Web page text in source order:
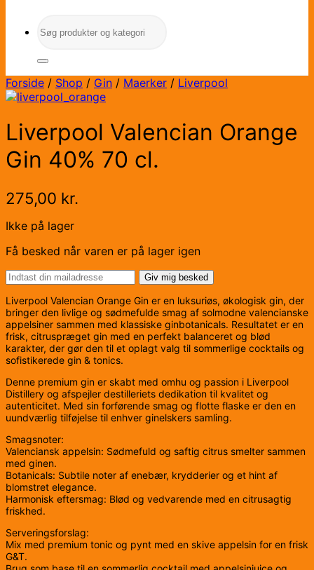
efter:
Forside / Shop / Gin / Maerker / Liverpool
Liverpool Valencian Orange
Gin 40% 70 cl.
275,00 kr.
Ikke på lager
Få besked når varen er på lager igen
Giv mig besked
Liverpool Valencian Orange Gin er en luksuriøs, økologisk gin, der
bringer den livlige og sødmefulde smag af solmodne valencianske
appelsiner sammen med klassiske ginbotanicals. Resultatet er en
frisk, citruspræget gin med en perfekt balanceret og blød
karakter, der gør den til et oplagt valg til sommerlige cocktails og
sofistikerede gin & tonics.
Denne premium gin er skabt med omhu og passion i Liverpool
Distillery og afspejler destilleriets dedikation til kvalitet og
autenticitet. Med sin forførende smag og flotte flaske er den en
uundværlig tilføjelse til enhver ginelskers samling.
Smagsnoter:
Valenciansk appelsin: Sødmefuld og saftig citrus smelter sammen
med ginen.
Botanicals: Subtile noter af enebær, krydderier og et hint af
blomstret elegance.
Harmonisk eftersmag: Blød og vedvarende med en citrusagtig
friskhed.
Serveringsforslag:
Mix med premium tonic og pynt med en skive appelsin for en frisk
G&T.